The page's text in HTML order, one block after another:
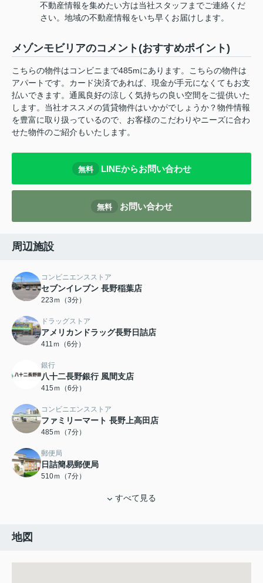
不動産情報を集めたい方は当社スタッフまでご連絡くだ
さい。地域の不動産情報をいち早くお届けします。
メゾンモビリアのコメント(おすすめポイント)
こちらの物件はコンビニまで485mにあります。こちらの物件は
アパートです。カード決済であれば、現金が手元になくてもお支
払いできます。通風良好の涼しく気持ちの良い空間をご提供いた
します。当社オススメの賃貸物件はいかがでしょうか？物件情報
を豊富に取り扱っているので、お客様のこだわりやニーズに合わ
せた物件のご紹介もいたします。
無料 LINEからお問い合わせ
無料 お問い合わせ
周辺施設
コンビニエンスストア
セブンイレブン 長野稲葉店
223ｍ（3分）
ドラッグストア
アメリカンドラッグ長野日詰店
411ｍ（6分）
銀行
八十二長野銀行 風間支店
415ｍ（6分）
コンビニエンスストア
ファミリーマート 長野上高田店
485ｍ（7分）
郵便局
日詰簡易郵便局
510ｍ（7分）
すべて見る
地図